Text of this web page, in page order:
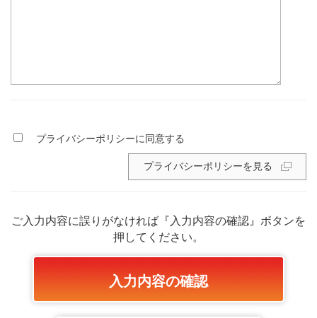
プライバシーポリシーに同意する
プライバシーポリシーを見る
ご入力内容に誤りがなければ『入力内容の確認』ボタンを
押してください。